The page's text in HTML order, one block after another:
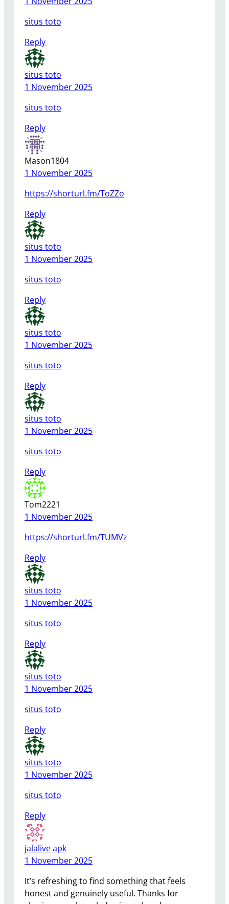
situs toto
Reply
situs toto
1 November 2025
situs toto
Reply
Mason1804
1 November 2025
https://shorturl.fm/ToZZo
Reply
situs toto
1 November 2025
situs toto
Reply
situs toto
1 November 2025
situs toto
Reply
situs toto
1 November 2025
situs toto
Reply
Tom2221
1 November 2025
https://shorturl.fm/TUMVz
Reply
situs toto
1 November 2025
situs toto
Reply
situs toto
1 November 2025
situs toto
Reply
situs toto
1 November 2025
situs toto
Reply
jalalive apk
1 November 2025
It’s refreshing to find something that feels
honest and genuinely useful. Thanks for